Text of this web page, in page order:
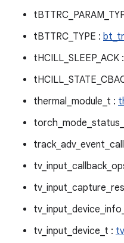
tBTTRC_TYPE :
tHCILL_SLEEP_ACK :
thermal_module_t :
tv_input_device_t :